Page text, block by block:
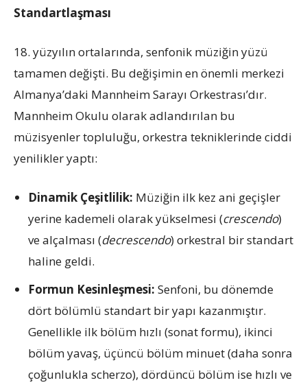
Standartlaşması
18. yüzyılın ortalarında, senfonik müziğin yüzü
tamamen değişti. Bu değişimin en önemli merkezi
Almanya’daki Mannheim Sarayı Orkestrası’dır.
Mannheim Okulu olarak adlandırılan bu
müzisyenler topluluğu, orkestra tekniklerinde ciddi
yenilikler yaptı:
Dinamik Çeşitlilik: Müziğin ilk kez ani geçişler
yerine kademeli olarak yükselmesi (crescendo)
ve alçalması (decrescendo) orkestral bir standart
haline geldi.
Formun Kesinleşmesi: Senfoni, bu dönemde
dört bölümlü standart bir yapı kazanmıştır.
Genellikle ilk bölüm hızlı (sonat formu), ikinci
bölüm yavaş, üçüncü bölüm minuet (daha sonra
çoğunlukla scherzo), dördüncü bölüm ise hızlı ve